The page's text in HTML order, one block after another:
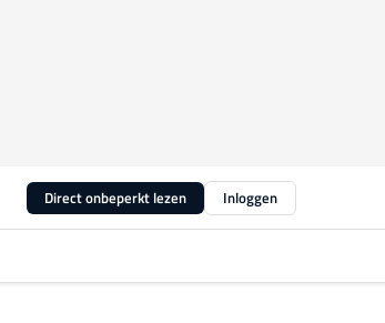
Direct onbeperkt lezen Inloggen